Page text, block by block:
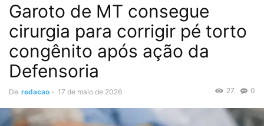
Garoto de MT consegue
cirurgia para corrigir pé torto
congênito após ação da
Defensoria
De redacao - 17 de maio de 2026 0
27